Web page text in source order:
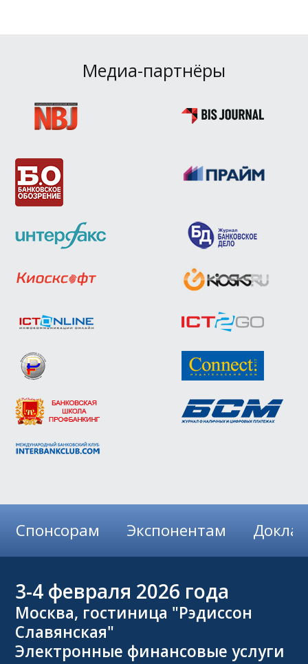
Медиа-партнёры
Спонсорам Экспонентам
3-4 февраля 2026 года
Москва, гостиница "Рэдиссон
Славянская"
Электронные финансовые услуги